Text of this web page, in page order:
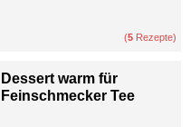
(5 Rezepte)
Dessert warm für
Feinschmecker Tee